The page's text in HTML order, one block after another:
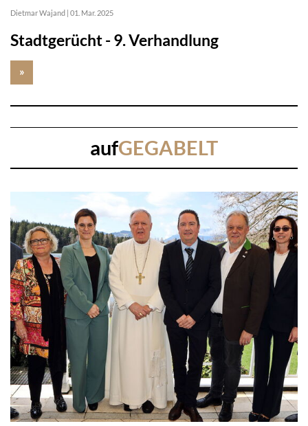
Dietmar Wajand 01. Mar. 2025
Stadtgerücht - 9. Verhandlung
»
aufGEGABELT